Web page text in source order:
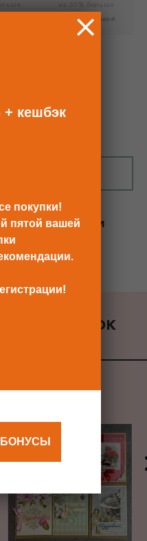
на 60% больше
10 845 Р 14 460 Р
скидку 25% и
скидкой 25%
и
регистрации >>
ПОДАРОК
+ кешбэк
покупки!
пятой вашей